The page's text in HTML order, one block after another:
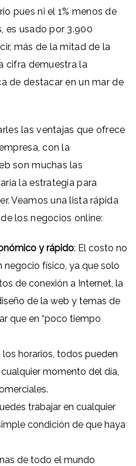
pues ni el 1% menos de
es usado por 3.900
más de la mitad de la
cifra demuestra la
de destacar en un mar de
las ventajas que ofrece
con la
son muchas las
la estrategia para
Veamos una lista rápida
los negocios online:
y rápido: El costo no
negocio físico, ya que solo
de conexión a Internet, la
de la web y temas de
que en “poco tiempo
los horarios, todos pueden
momento del día,
trabajar en cualquier
condición de que haya
de todo el mundo